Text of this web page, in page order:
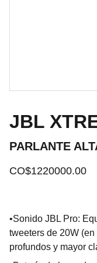
JBL
PARLANTE
CO$1220000.00
•Sonido JBL Pro:
tweeters de 20W
profundos y mayor